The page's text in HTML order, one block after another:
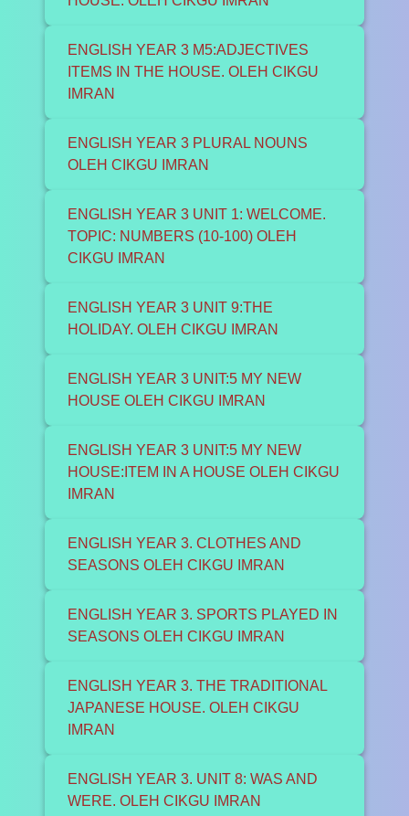
ENGLISH YEAR 3 M5:ADJECTIVES
ITEMS IN THE HOUSE. OLEH CIKGU
IMRAN
ENGLISH YEAR 3 PLURAL NOUNS
OLEH CIKGU IMRAN
ENGLISH YEAR 3 UNIT 1: WELCOME.
TOPIC: NUMBERS (10-100) OLEH
CIKGU IMRAN
ENGLISH YEAR 3 UNIT 9:THE
HOLIDAY. OLEH CIKGU IMRAN
ENGLISH YEAR 3 UNIT:5 MY NEW
HOUSE OLEH CIKGU IMRAN
ENGLISH YEAR 3 UNIT:5 MY NEW
HOUSE:ITEM IN A HOUSE OLEH CIKGU
IMRAN
ENGLISH YEAR 3. CLOTHES AND
SEASONS OLEH CIKGU IMRAN
ENGLISH YEAR 3. SPORTS PLAYED IN
SEASONS OLEH CIKGU IMRAN
ENGLISH YEAR 3. THE TRADITIONAL
JAPANESE HOUSE. OLEH CIKGU
IMRAN
ENGLISH YEAR 3. UNIT 8: WAS AND
WERE. OLEH CIKGU IMRAN